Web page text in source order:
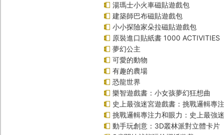
湯瑪士小火車磁貼遊戲包
建築師巴布磁貼遊戲包
小小探險家朵拉磁貼遊戲包
原裝進口貼紙書 1000 ACTIVITIES
夢幻公主
可愛的動物
有趣的農場
恐龍世界
樂智遊戲書：小女孩夢幻狂想曲
史上最強迷宮遊戲書：挑戰邏輯專
挑戰邏輯專注力和眼力：史上最強
動手玩創意：3D叢林派對立體卡片